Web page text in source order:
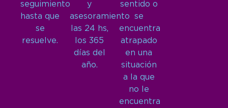
seguimiento
hasta que
se
resuelve.
y
asesoramiento
las 24 hs,
los 365
días del
año.
sentido o
se
encuentra
atrapado
en una
situación
a la que
no le
encuentra